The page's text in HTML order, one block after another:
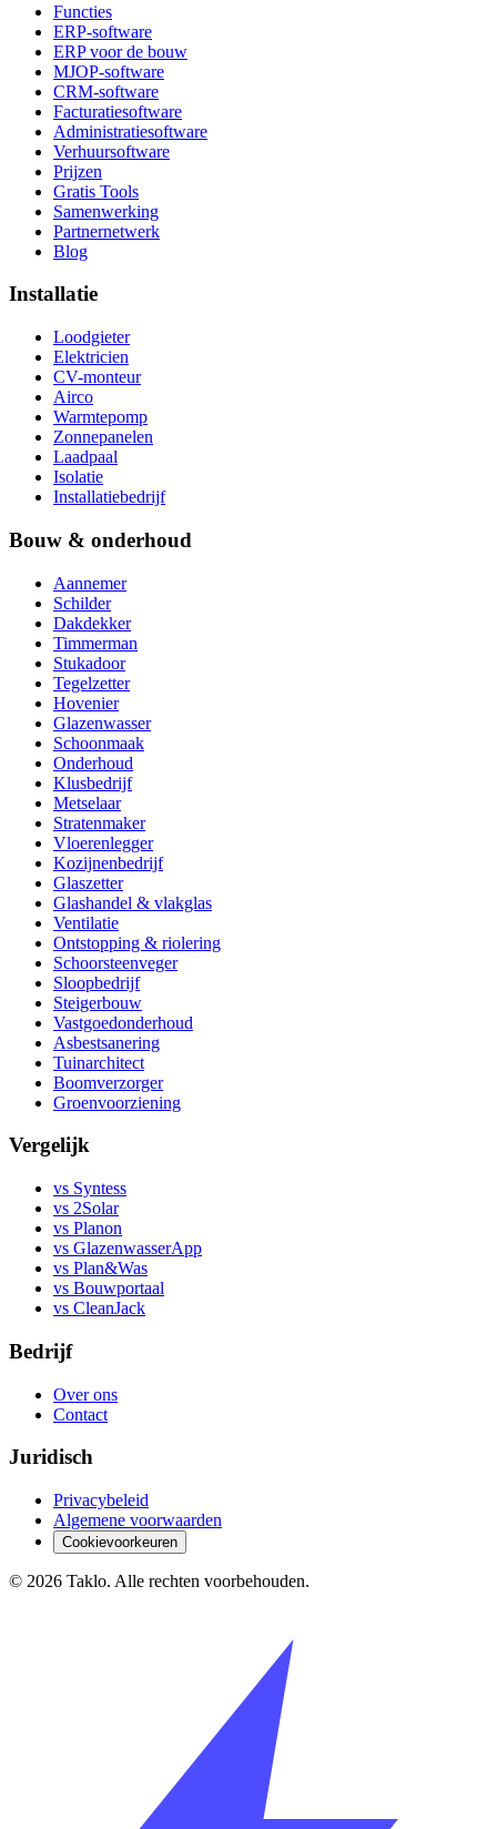
Functies
ERP-software
ERP voor de bouw
MJOP-software
CRM-software
Facturatiesoftware
Administratiesoftware
Verhuursoftware
Prijzen
Gratis Tools
Samenwerking
Partnernetwerk
Blog
Installatie
Loodgieter
Elektricien
CV-monteur
Airco
Warmtepomp
Zonnepanelen
Laadpaal
Isolatie
Installatiebedrijf
Bouw & onderhoud
Aannemer
Schilder
Dakdekker
Timmerman
Stukadoor
Tegelzetter
Hovenier
Glazenwasser
Schoonmaak
Onderhoud
Klusbedrijf
Metselaar
Stratenmaker
Vloerenlegger
Kozijnenbedrijf
Glaszetter
Glashandel & vlakglas
Ventilatie
Ontstopping & riolering
Schoorsteenveger
Sloopbedrijf
Steigerbouw
Vastgoedonderhoud
Asbestsanering
Tuinarchitect
Boomverzorger
Groenvoorziening
Vergelijk
vs Syntess
vs 2Solar
vs Planon
vs GlazenwasserApp
vs Plan&Was
vs Bouwportaal
vs CleanJack
Bedrijf
Over ons
Contact
Juridisch
Privacybeleid
Algemene voorwaarden
Cookievoorkeuren
© 2026 Taklo. Alle rechten voorbehouden.